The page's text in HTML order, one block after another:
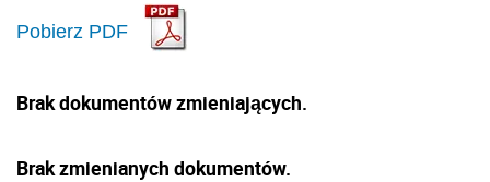
Pobierz PDF
Brak dokumentów zmieniających.
Brak zmienianych dokumentów.